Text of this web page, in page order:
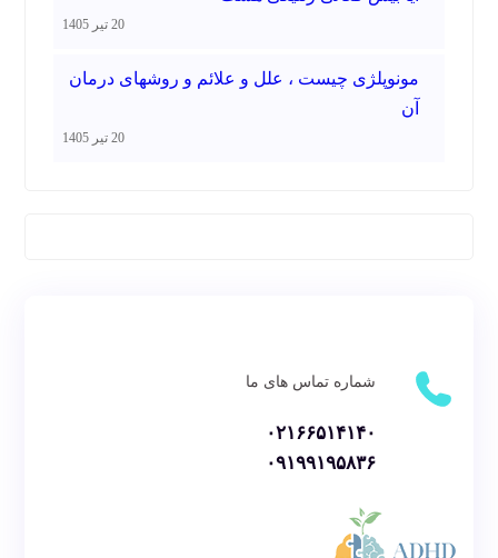
20 تیر 1405
مونوپلژی چیست ، علل و علائم و روشهای درمان
آن
20 تیر 1405
شماره تماس های ما
۰۲۱۶۶۵۱۴۱۴۰
۰۹۱۹۹۱۹۵۸۳۶